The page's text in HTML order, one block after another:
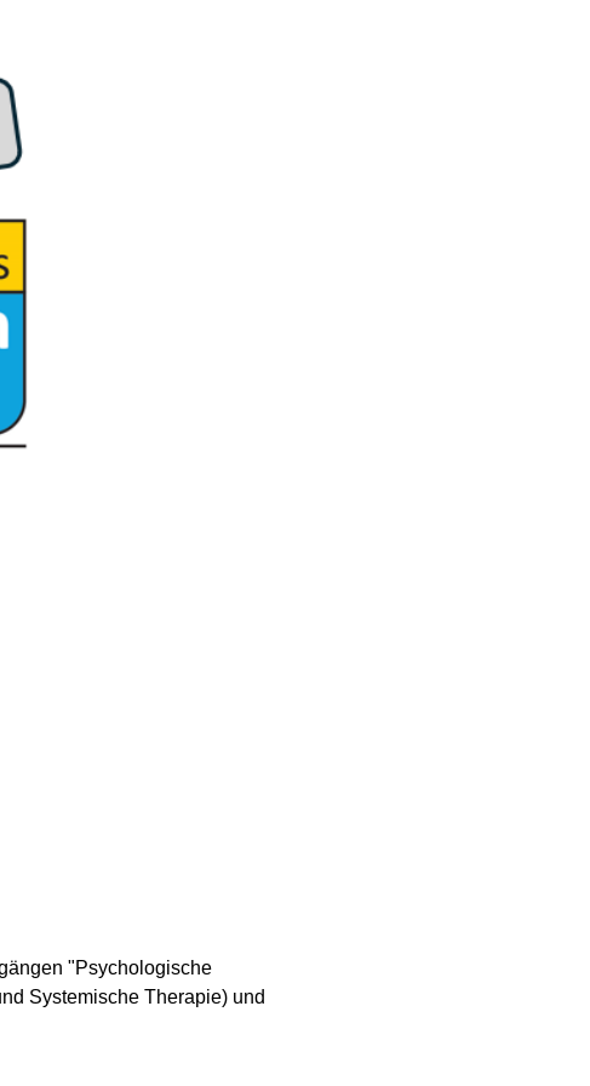
"Psychologische
Systemische Therapie) und